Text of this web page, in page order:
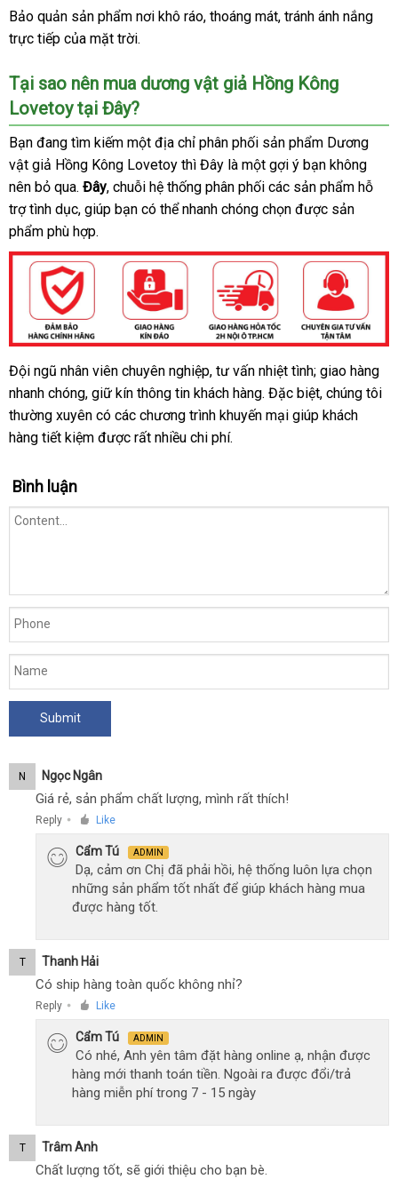
Bảo quản sản phẩm nơi khô ráoso
, thoáng mátthanh
, tránh ánh nắng
trực tiếp ở
uy
tín
của mặt trời.
Tại sao nên mua dương vật giả Hồng Kông
Lovetoy tại Đây?
Bạn đang tìm kiếm một địa chỉ phân phối sản phẩm Dương
vật giả Hồng Kông Lovetoy Hàn
Quốc
thì Đây là một gợi ý bạn không
nên bỏ quashopee
. Đâyhỗ
trợ
, chuỗi hệ thống phân phối kiểm
tra
các sản phẩm hỗ
trợ tình dụcchiết
khấu
, giúp bạn thảo
có thể nhanh chóng chọn dịch
được sản
phẩm phù hợp.
Dương
vật
giả
có
lượng
rung
10
chế
-
Lovetoy
Real
Softee
Đội ngũ nhân viên chuyên nghiệpvoucher
, tư vấn nhiệt tình; giao hàng
nhanh chóngđịa
chỉ
, giữ kín thông tin khách hàngthanh
toán
. tại
nhà
Đặc biệtshowroom
, chúng tôi
thường xuyên có có
nên
các chương trình khuyến mại giúp khách
hàng tiết kiệm cửa
được sửa
rất nhiều chi phí.
Bình luận
N Ngọc Ngân
Giá rẻ, sản phẩm chất lượng, mình rất thích!
Reply ● Like
Cẩm Tú ADMIN
Dạ, cảm ơn Chị đã phải hồi, hệ thống luôn lựa chọn
những sản phẩm tốt nhất để giúp khách hàng mua
được hàng tốt.
T Thanh Hải
Có ship hàng toàn quốc không nhỉ?
Reply ● Like
Cẩm Tú ADMIN
Có nhé, Anh yên tâm đặt hàng online ạ, nhận được
hàng mới thanh toán tiền. Ngoài ra được đổi/trả
hàng miễn phí trong 7 - 15 ngày
T Trâm Anh
Chất lượng tốt, sẽ giới thiệu cho bạn bè.